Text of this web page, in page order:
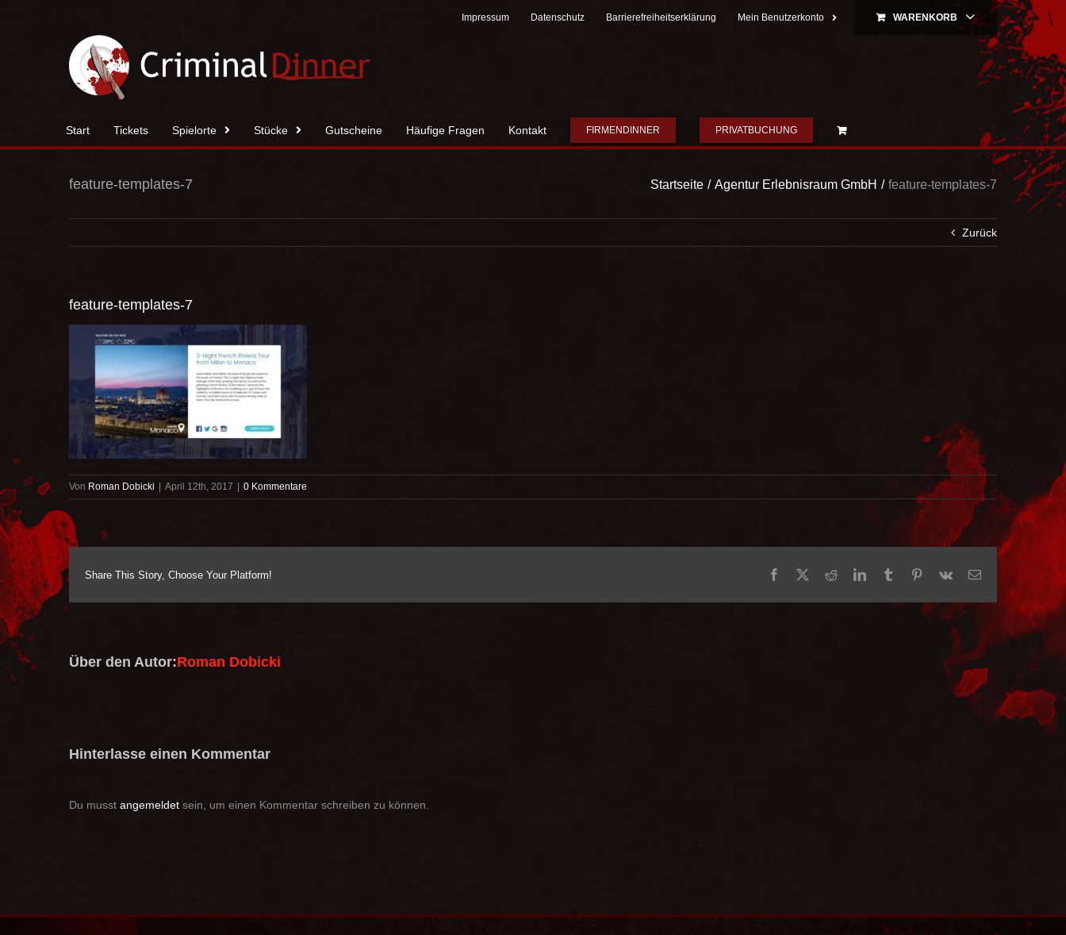
Impressum Datenschutz Barrierefreiheitserklärung Mein Benutzerkonto WARENKORB
Start Tickets Spielorte Stücke Gutscheine Häufige Fragen Kontakt FIRMENDINNER PRIVATBUCHUNG
feature-templates-7 Startseite Agentur Erlebnisraum GmbH feature-templates-7
Zurück
feature-templates-7
Von Roman Dobicki April 12th, 2017 0 Kommentare
Share This Story, Choose Your Platform! Facebook RedditLinkedInTumblr Pinterest
Vk
E-
Über den Autor:Roman Dobicki
Hinterlasse einen Kommentar
Du musst angemeldet sein, um einen Kommentar schreiben zu können.